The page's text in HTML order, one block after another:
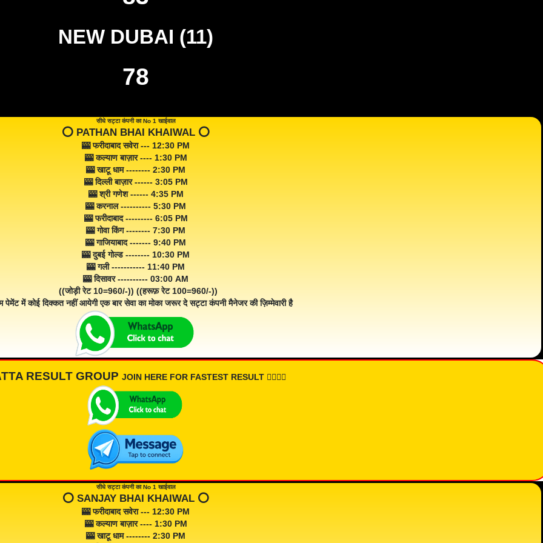
NEW DUBAI (11)
78
सीधे सट्टा कंपनी का No 1 खाईवाल
⭕️ PATHAN BHAI KHAIWAL ⭕️
🎰 फरीदाबाद सवेरा --- 12:30 PM
🎰 कल्याण बाज़ार ---- 1:30 PM
🎰 खाटू धाम -------- 2:30 PM
🎰 दिल्ली बाज़ार ------ 3:05 PM
🎰 श्री गणेश ------ 4:35 PM
🎰 करनाल ---------- 5:30 PM
🎰 फरीदाबाद --------- 6:05 PM
🎰 गोवा किंग -------- 7:30 PM
🎰 गाजियाबाद ------- 9:40 PM
🎰 दुबई गोल्ड -------- 10:30 PM
🎰 गली ----------- 11:40 PM
🎰 दिसावर ---------- 03:00 AM
((जोड़ी रेट 10=960/-)) ((हरूफ़ रेट 100=960/-))
पेमेंट में कोई दिक्कत नहीं आयेगी एक बार सेवा का मोका जरूर दे सट्टा कंपनी मैनेजर की ज़िम्मेवारी है
RESULT GROUP JOIN HERE FOR FASTEST RESULT 👇🏾👇🏾
सीधे सट्टा कंपनी का No 1 खाईवाल
⭕️ SANJAY BHAI KHAIWAL ⭕️
🎰 फरीदाबाद सवेरा --- 12:30 PM
🎰 कल्याण बाज़ार ---- 1:30 PM
🎰 खाटू धाम -------- 2:30 PM